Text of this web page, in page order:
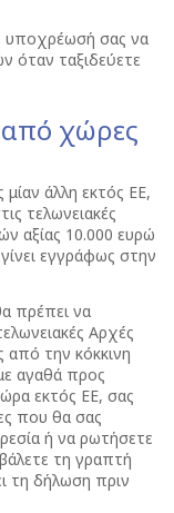
υποχρέωσή σας να
όταν ταξιδεύετε
χώρες
άλλη εκτός ΕΕ,
τελωνειακές
αξίας 10.000 ευρώ
εγγράφως στην
πρέπει να
Αρχές
την κόκκινη
αγαθά προς
εκτός ΕΕ, σας
που θα σας
ή να ρωτήσετε
τη γραπτή
τη δήλωση πριν